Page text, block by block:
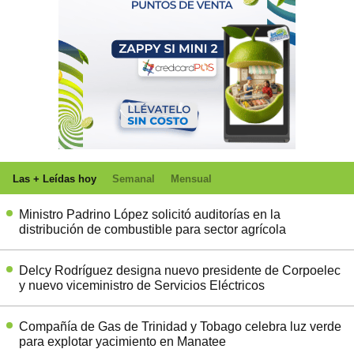
Las + Leídas hoy Semanal Mensual
Ministro Padrino López solicitó auditorías en la
distribución de combustible para sector agrícola
Delcy Rodríguez designa nuevo presidente de Corpoelec
y nuevo viceministro de Servicios Eléctricos
Compañía de Gas de Trinidad y Tobago celebra luz verde
para explotar yacimiento en Manatee